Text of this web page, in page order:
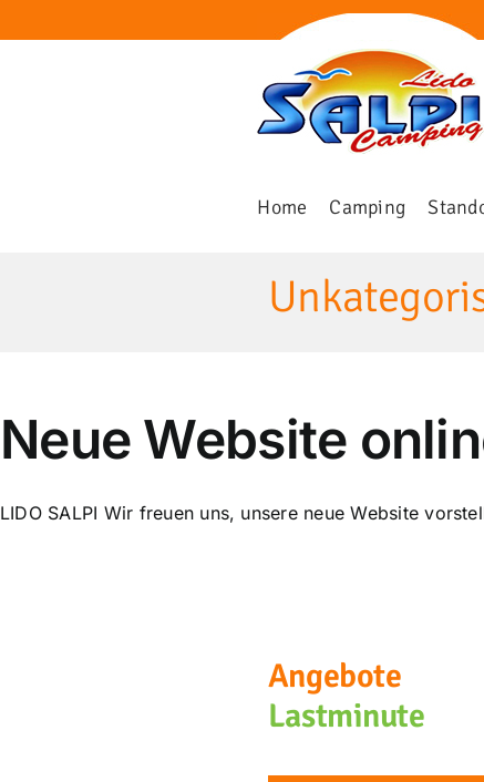
to
Home Camping
Neue Website
LIDO SALPI Wir freuen uns, unsere neue Website
Angebote
Lastminute